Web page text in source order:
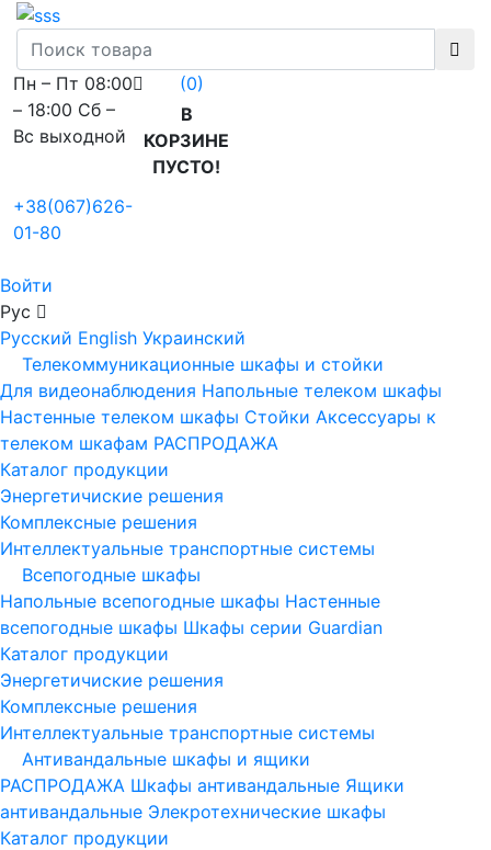
Пн – Пт 08:00
– 18:00 Сб –
Вс выходной
+38(067)626-
01-80
(0)
В
КОРЗИНЕ
ПУСТО!
Войти
Рус
Русский English Украинский
Телекоммуникационные шкафы и стойки
Для видеонаблюдения Напольные телеком шкафы
Настенные телеком шкафы Стойки Аксессуары к
телеком шкафам РАСПРОДАЖА
Каталог продукции
Энергетичиские решения
Комплексные решения
Интеллектуальные транспортные системы
Всепогодные шкафы
Напольные всепогодные шкафы Настенные
всепогодные шкафы Шкафы серии Guardian
Каталог продукции
Энергетичиские решения
Комплексные решения
Интеллектуальные транспортные системы
Антивандальные шкафы и ящики
РАСПРОДАЖА Шкафы антивандальные Ящики
антивандальные Элекротехнические шкафы
Каталог продукции